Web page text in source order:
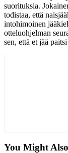
suorituksia.
todistaa, että
intohimoinen
otteluohjelman
sen, että et jää
You Might